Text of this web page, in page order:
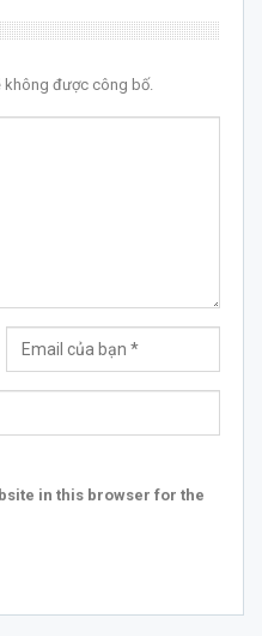
không được công bố.
in this browser for the